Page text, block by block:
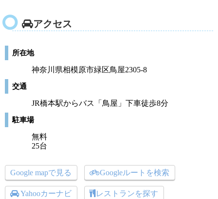
アクセス
所在地
神奈川県相模原市緑区鳥屋2305-8
交通
JR橋本駅からバス「鳥屋」下車徒歩8分
駐車場
無料
25台
Google mapで見る Googleルートを検索
Yahooカーナビ レストランを探す